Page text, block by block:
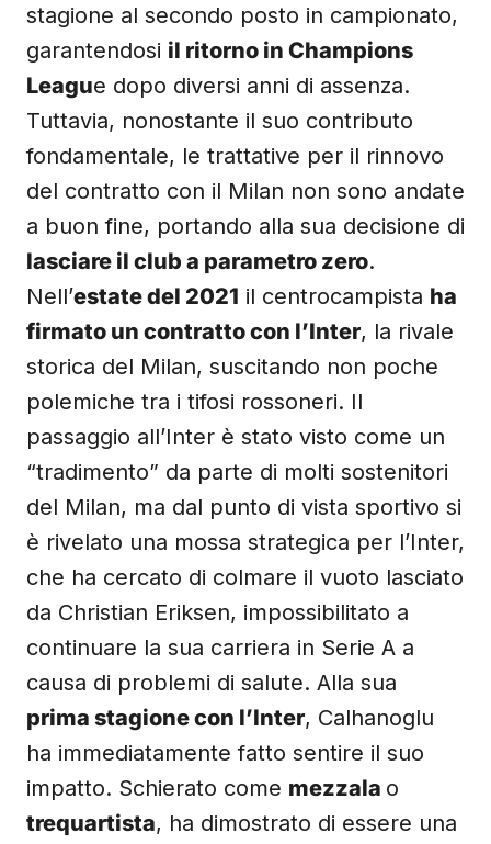
stagione al secondo posto in campionato,
garantendosi il ritorno in Champions
League dopo diversi anni di assenza.
Tuttavia, nonostante il suo contributo
fondamentale, le trattative per il rinnovo
del contratto con il Milan non sono andate
a buon fine, portando alla sua decisione di
lasciare il club a parametro zero.
Nell’estate del 2021 il centrocampista ha
firmato un contratto con l’Inter, la rivale
storica del Milan, suscitando non poche
polemiche tra i tifosi rossoneri. Il
passaggio all’Inter è stato visto come un
“tradimento” da parte di molti sostenitori
del Milan, ma dal punto di vista sportivo si
è rivelato una mossa strategica per l’Inter,
che ha cercato di colmare il vuoto lasciato
da Christian Eriksen, impossibilitato a
continuare la sua carriera in Serie A a
causa di problemi di salute. Alla sua
prima stagione con l’Inter, Calhanoglu
ha immediatamente fatto sentire il suo
impatto. Schierato come mezzala o
trequartista, ha dimostrato di essere una